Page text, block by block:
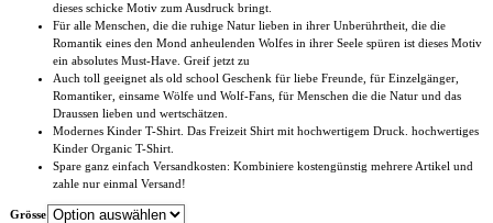
dieses schicke Motiv zum Ausdruck bringt.
Für alle Menschen, die die ruhige Natur lieben in ihrer Unberührtheit, die die
Romantik eines den Mond anheulenden Wolfes in ihrer Seele spüren ist dieses Motiv
ein absolutes Must-Have. Greif jetzt zu
Auch toll geeignet als old school Geschenk für liebe Freunde, für Einzelgänger,
Romantiker, einsame Wölfe und Wolf-Fans, für Menschen die die Natur und das
Draussen lieben und wertschätzen.
Modernes Kinder T-Shirt. Das Freizeit Shirt mit hochwertigem Druck. hochwertiges
Kinder Organic T-Shirt.
Spare ganz einfach Versandkosten: Kombiniere kostengünstig mehrere Artikel und
zahle nur einmal Versand!
Grösse